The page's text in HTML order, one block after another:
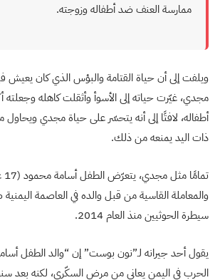
ممارسة العنف ضد أطفاله وزوجته.
ويلفت إلى أن حياة القتامة والبؤس الذي كان يعيش
مجدي، غيّرت حياته إلى الأسوأ وأثقلت كاهله وجعلته
أطفاله، لافتًا إلى أنه يتحسّر على حياة مجدي ويحاول
ذات اليد يمنعه من ذلك.
والمعاملة القاسية من قبل والده في العاصمة
سيطرة الحوثيين منذ العام 2014.
يقول أحد جيرانه لـ”نون بوست” إن “والد الطفل
الحرب في اليمن يعاني من مرض السكّري، لكنه بعد